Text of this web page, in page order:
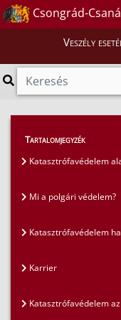
Csongrád-
Veszély
GYIK > Gyakran
Egyéb kérdések és
Tartalomjegyzék
Katasztrófavédelem
Mi a polgári védelem?
Katasztrófavédelem
Karrier
Katasztrófavédelem